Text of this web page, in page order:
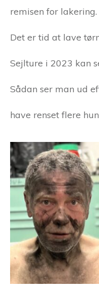
remisen for lakering.
Det er tid at lave
Sejlture i 2023 kan
Sådan ser man ud
have renset flere